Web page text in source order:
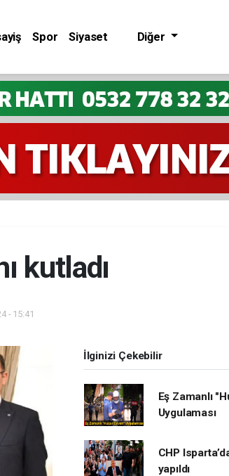
Spor
Siyaset
Diğer
kutladı
- 15:41
İlginizi Çekebilir
Eş Zamanlı
Uygulaması
CHP
yapıldı